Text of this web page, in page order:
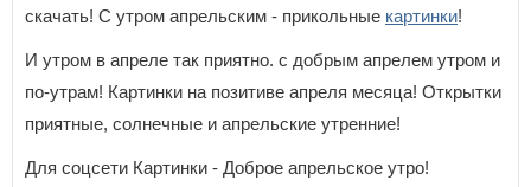
скачать! С утром апрельским - прикольные картинки!
И утром в апреле так приятно. с добрым апрелем утром и
по-утрам! Картинки на позитиве апреля месяца! Открытки
приятные, солнечные и апрельские утренние!
Для соцсети Картинки - Доброе апрельское утро!